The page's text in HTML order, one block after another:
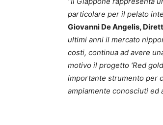
particolare per il pelato
Giovanni De Angelis,
ultimi anni il mercato
costi, continua ad avere
motivo il progetto ‘Red
importante strumento per
ampiamente conosciuti ed